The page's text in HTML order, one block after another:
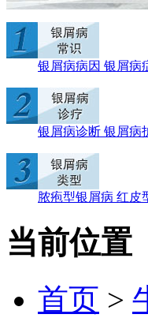
银屑病病因 银屑病
银屑病诊断 银屑病
脓疱型银屑病 红皮
当前位置
首页 >